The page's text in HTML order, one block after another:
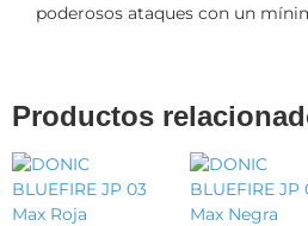
poderosos ataques con un
Productos